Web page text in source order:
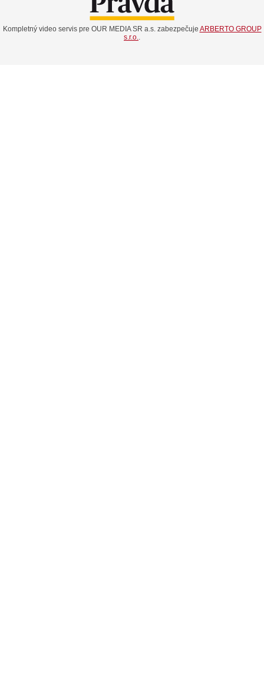
Kompletný video servis pre OUR MEDIA SR a.s. zabezpečuje ARBERTO GROUP
s.r.o..